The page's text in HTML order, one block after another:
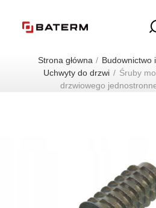
Strona główna Budownictwo
Uchwyty do drzwi
Śruby
drzwiowego